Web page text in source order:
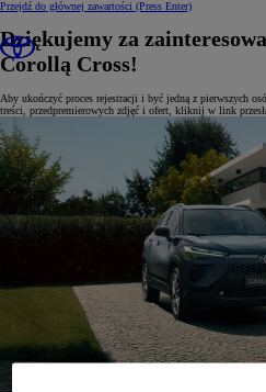
Przejdź do głównej zawartości (Press Enter)
Dziękujemy za
Corollą Cross!
Aby ukończyć proces rejestracji i być jedną z pierwszych
treści, przedpremierowych zdjęć i ofert, kliknij w link